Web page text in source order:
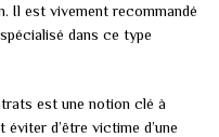
Il est vivement recommandé
dans ce type
est une notion clé à
d’être victime d’une